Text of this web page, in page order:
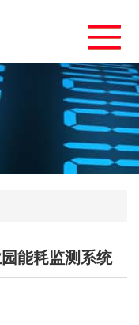
能耗监测系统